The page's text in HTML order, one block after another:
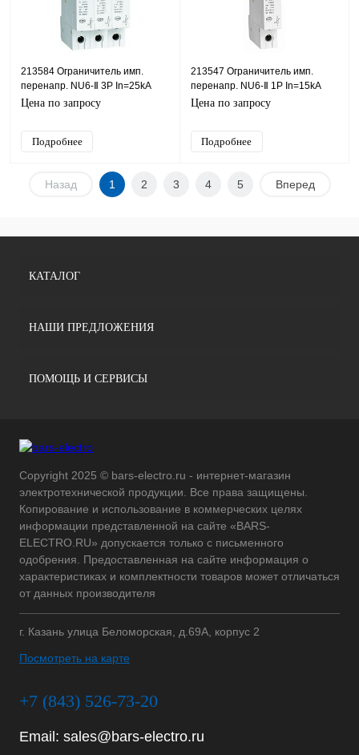
213584 Ограничитель имп.
перенапр. NU6-Ⅱ 3Р In=25kA
Uc=460B Im=60kA (R)(CHINT)
Цена по запросу
Подробнее
213547 Ограничитель имп.
перенапр. NU6-Ⅱ 1Р In=15kA
Uc=460B Im=40kA (R)(CHINT)
Цена по запросу
Подробнее
Назад 1 2 3 4 5 Вперед
КАТАЛОГ
НАШИ ПРЕДЛОЖЕНИЯ
ПОМОЩЬ И СЕРВИСЫ
Copyright 2025 © bars-electro.ru - интернет-магазин
электротехнической продукции. Все права защищены.
Копирование и использование в коммерческих целях
информации представленной на сайте «BARS-
ELECTRO.RU» допускается только с письменного
одобрения. Предоставленная на сайте информация о
характеристиках и комплектности товаров может отличаться
от данных производителя
г. Казань улица Беломорская, д.69А, корпус 2
Посмотреть на карте
+7 (843) 526-73-20
Email: sales@bars-electro.ru